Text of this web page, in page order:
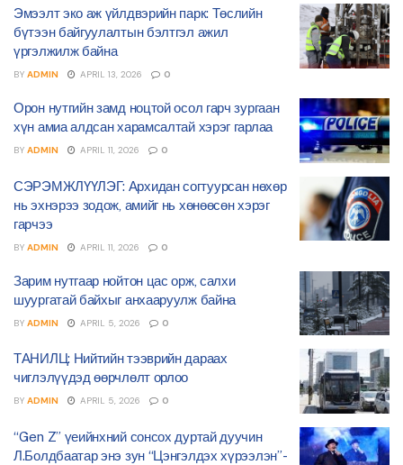
Эмээлт эко аж үйлдвэрийн парк: Төслийн
бүтээн байгуулалтын бэлтгэл ажил
үргэлжилж байна
BY ADMIN APRIL 13, 2026 0
Орон нутгийн замд ноцтой осол гарч зургаан
хүн амиа алдсан харамсалтай хэрэг гарлаа
BY ADMIN APRIL 11, 2026 0
СЭРЭМЖЛҮҮЛЭГ: Архидан согтуурсан нөхөр
нь эхнэрээ зодож, амийг нь хөнөөсөн хэрэг
гарчээ
BY ADMIN APRIL 11, 2026 0
Зарим нутгаар нойтон цас орж, салхи
шуургатай байхыг анхааруулж байна
BY ADMIN APRIL 5, 2026 0
ТАНИЛЦ: Нийтийн тээврийн дараах
чиглэлүүдэд өөрчлөлт орлоо
BY ADMIN APRIL 5, 2026 0
“Gen Z” үеийнхний сонсох дуртай дуучин
Л.Болдбаатар энэ зун “Цэнгэлдэх хүрээлэн”-